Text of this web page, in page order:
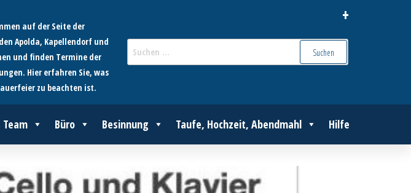
auf der Seite der
Apolda, Kapellendorf und
und finden Termine der
Hier erfahren Sie, was
zu beachten ist.
+
nach:
Team Büro Besinnung Taufe, Hochzeit, Abendmahl Hilfe